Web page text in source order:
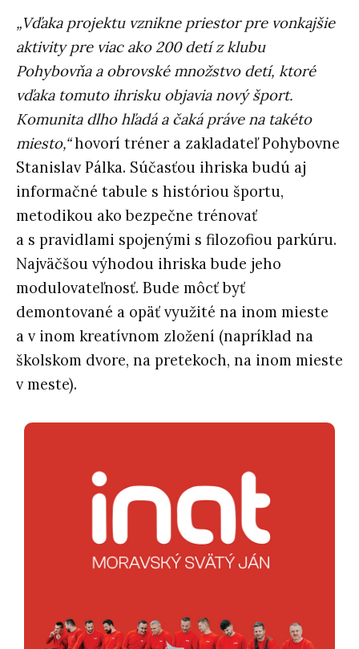
„Vďaka projektu vznikne priestor pre vonkajšie
aktivity pre viac ako 200 detí z klubu
Pohybovňa a obrovské množstvo detí, ktoré
vďaka tomuto ihrisku objavia nový šport.
Komunita dlho hľadá a čaká práve na takéto
miesto,“hovorí tréner a zakladateľ Pohybovne
Stanislav Pálka. Súčasťou ihriska budú aj
informačné tabule s históriou športu,
metodikou ako bezpečne trénovať
a s pravidlami spojenými s filozofiou parkúru.
Najväčšou výhodou ihriska bude jeho
modulovateľnosť. Bude môcť byť
demontované a opäť využité na inom mieste
a v inom kreatívnom zložení (napríklad na
školskom dvore, na pretekoch, na inom mieste
v meste).